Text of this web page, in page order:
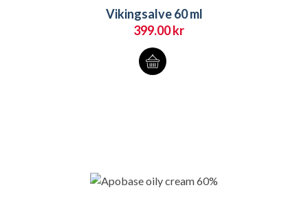
Vikingsalve 60 ml
399.00kr